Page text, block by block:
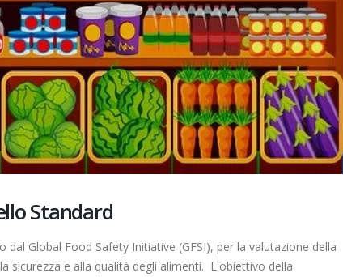
Standard
Global Food Safety Initiative (GFSI), per la valutazione della
sicurezza e alla qualità degli alimenti. L'obiettivo della